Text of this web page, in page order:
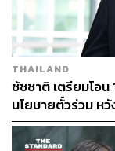
THAILAND
ชัชชาติ เตรียมโอน
นโยบายตั๋วร่วม